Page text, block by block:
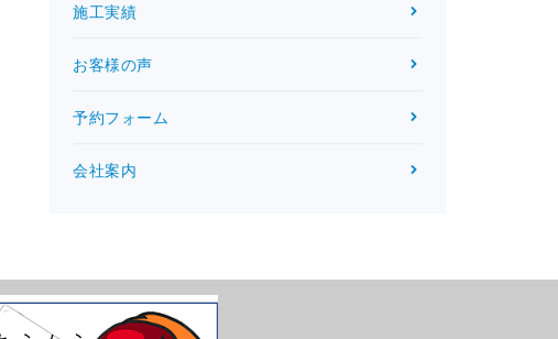
施工実績
お客様の声
予約フォーム
会社案内